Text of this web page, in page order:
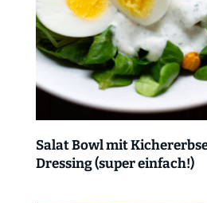
Salat Bowl mit
Dressing (super einfach!)